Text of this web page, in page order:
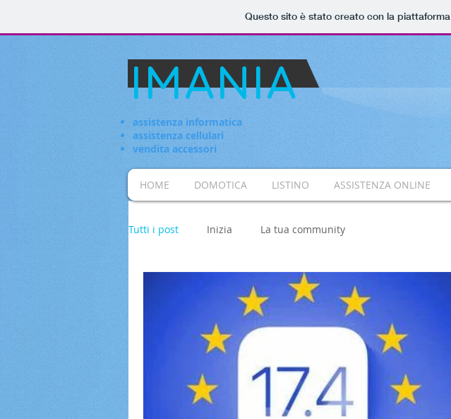
Questo sito è stato creato con la piattaforma
IMANIA
assistenza informatica
assistenza cellulari
vendita accessori
HOME DOMOTICA LISTINO ASSISTENZA ONLINE
Tutti i post Inizia La tua community